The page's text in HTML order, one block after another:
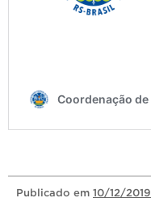
Publicado em 10/12/2019